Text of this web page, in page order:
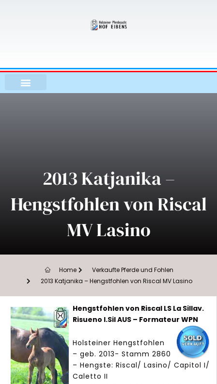
2013 Katjanika –
Hengstfohlen von Riscal
MV Lasino
Home
Verkaufte Pferde und Fohlen
2013 Katjanika – Hengstfohlen von Riscal MV Lasino
Hengstfohlen von Riscal LS La Sillav.
Risueno l.Sil AUS – Formateur WPN
Holsteiner Hengstfohlen
– geb. 2013- Stamm 2860
– Hengste: Riscal/ Lasino/ Capitol I/
Caletto II